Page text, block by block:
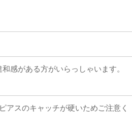
感がある方がいらっしゃいます。
アスのキャッチが硬いためご注意く